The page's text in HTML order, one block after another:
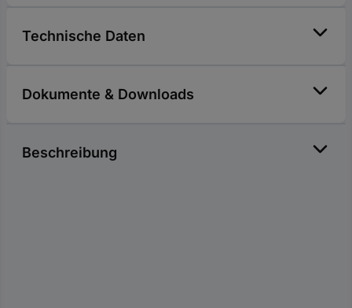
Technische Daten
Dokumente & Downloads
Beschreibung